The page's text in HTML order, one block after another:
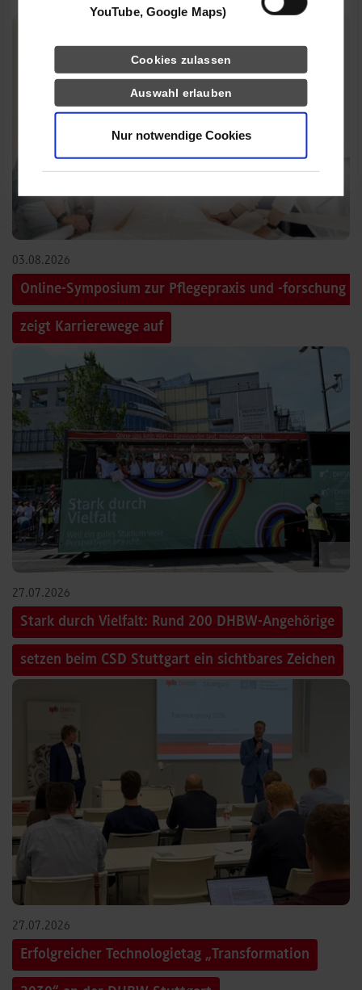
YouTube, Google Maps)
Cookies zulassen
Auswahl erlauben
Nur notwendige Cookies
03.08.2026
Online-Symposium zur Pflegepraxis und -forschung
zeigt Karrierewege auf
27.07.2026
Stark durch Vielfalt: Rund 200 DHBW-Angehörige
setzen beim CSD Stuttgart ein sichtbares Zeichen
27.07.2026
Erfolgreicher Technologietag „Transformation